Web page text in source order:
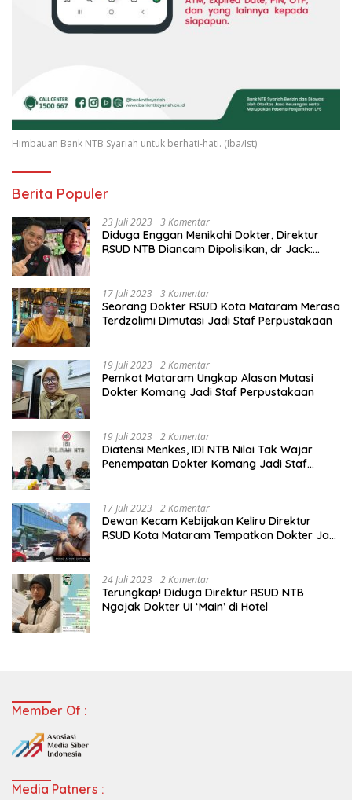
Himbauan Bank NTB Syariah untuk berhati-hati. (Iba/Ist)
Berita Populer
23 Juli 2023 3 Komentar
Diduga Enggan Menikahi Dokter, Direktur
RSUD NTB Diancam Dipolisikan, dr Jack:
17 Juli 2023 3 Komentar
Seorang Dokter RSUD Kota Mataram Merasa
Terdzolimi Dimutasi Jadi Staf Perpustakaan
19 Juli 2023 2 Komentar
Pemkot Mataram Ungkap Alasan Mutasi
Dokter Komang Jadi Staf Perpustakaan
19 Juli 2023 2 Komentar
Diatensi Menkes, IDI NTB Nilai Tak Wajar
Penempatan Dokter Komang Jadi Staf
17 Juli 2023 2 Komentar
Dewan Kecam Kebijakan Keliru Direktur
RSUD Kota Mataram Tempatkan Dokter Jadi
24 Juli 2023 2 Komentar
Terungkap! Diduga Direktur RSUD NTB
Ngajak Dokter UI ‘Main’ di Hotel
Member Of :
Media Patners :